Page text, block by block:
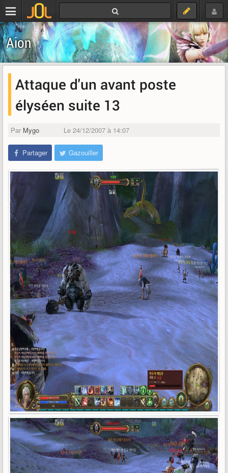
Aion
Attaque d'un avant poste
élyséen suite 13
Par Mygo Le 24/12/2007 à 14:07
Partager Gazouiller